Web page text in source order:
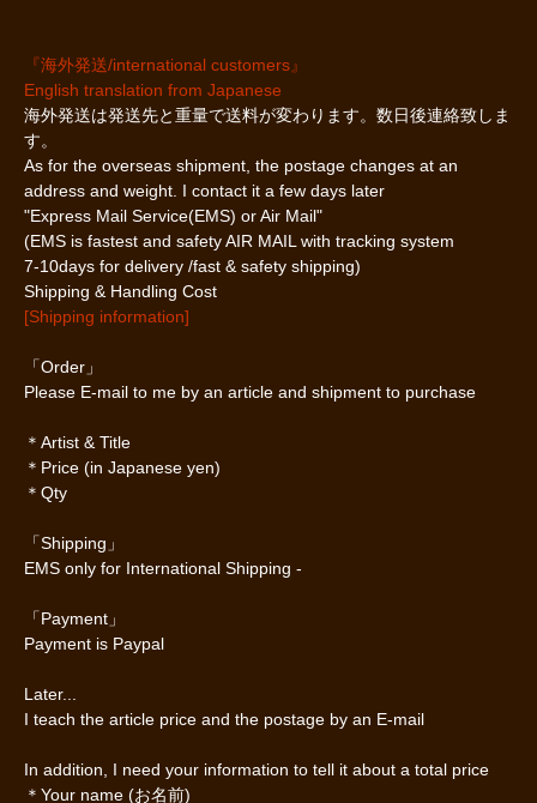
『海外発送/international customers』
English translation from Japanese
海外発送は発送先と重量で送料が変わります。数日後連絡致しま
す。
As for the overseas shipment, the postage changes at an
address and weight. I contact it a few days later
"Express Mail Service(EMS) or Air Mail"
(EMS is fastest and safety AIR MAIL with tracking system
7-10days for delivery /fast & safety shipping)
Shipping & Handling Cost
[Shipping information]
「Order」
Please E-mail to me by an article and shipment to purchase
＊Artist & Title
＊Price (in Japanese yen)
＊Qty
「Shipping」
EMS only for International Shipping -
「Payment」
Payment is Paypal
Later...
I teach the article price and the postage by an E-mail
In addition, I need your information to tell it about a total price
＊Your name (お名前)